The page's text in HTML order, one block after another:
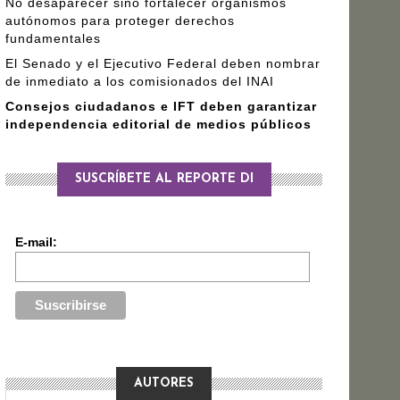
autónomos para proteger derechos
fundamentales
El Senado y el Ejecutivo Federal deben nombrar
de inmediato a los comisionados del INAI
Consejos ciudadanos e IFT deben garantizar
independencia editorial de medios públicos
SUSCRÍBETE AL REPORTE DI
E-mail:
AUTORES